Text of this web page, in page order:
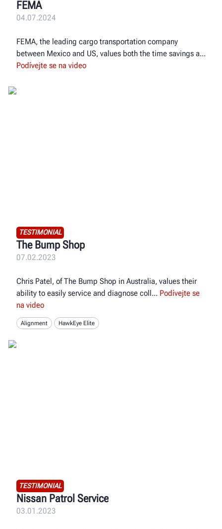
FEMA
04.07.2024
FEMA, the leading cargo transportation company
between Mexico and US, values both the time savings a
Podívejte se na video
TESTIMONIAL
The Bump Shop
07.02.2023
Chris Patel, of The Bump Shop in Australia, values their
ability to easily service and diagnose coll
Podívejte se
na video
Alignment HawkEye Elite
TESTIMONIAL
Nissan Patrol Service
03.01.2023